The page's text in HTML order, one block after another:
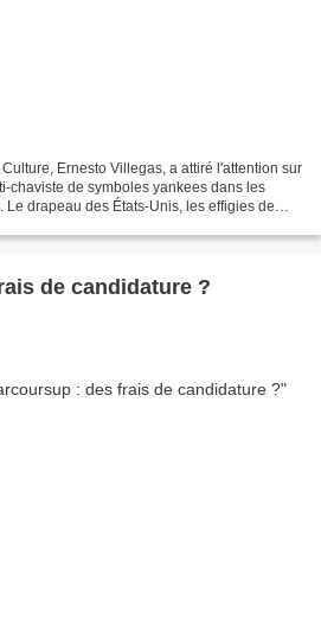
Ernesto Villegas, a attiré l'attention sur
chaviste de symboles yankees dans les
Le drapeau des États-Unis, les effigies de
de candidature ?